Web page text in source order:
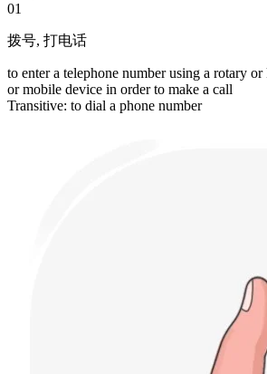
01
拨号, 打电话
to enter a telephone number using a rotary
or mobile device in order to make a call
Transitive: to dial a phone number